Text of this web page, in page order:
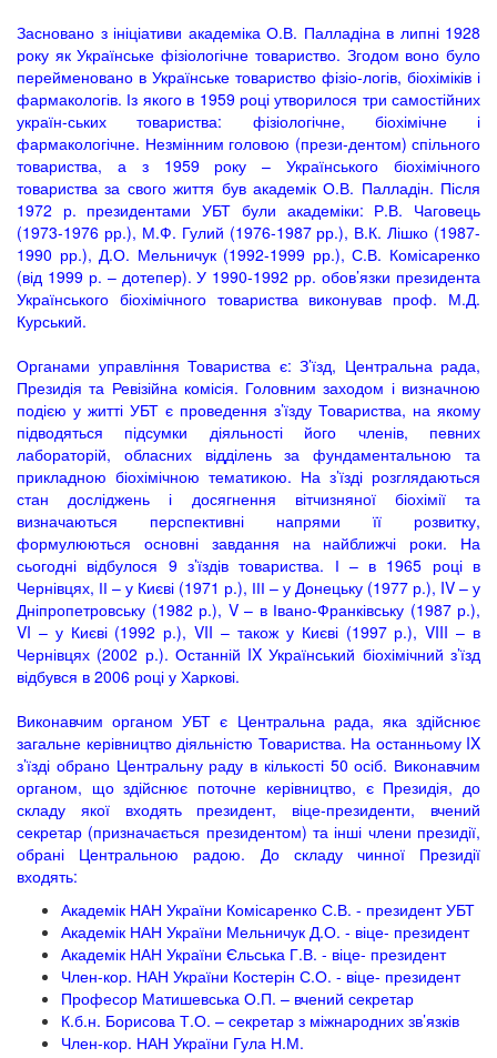
Засновано з ініціативи академіка О.В. Палладіна в липні 1928
року як Українське фізіологічне товариство. Згодом воно було
перейменовано в Українське товариство фізіо-логів, біохіміків і
фармакологів. Із якого в 1959 році утворилося три самостійних
україн-ських товариства: фізіологічне, біохімічне і
фармакологічне. Незмінним головою (прези-дентом) спільного
товариства, а з 1959 року – Українського біохімічного
товариства за свого життя був академік О.В. Палладін. Після
1972 р. президентами УБТ були академіки: Р.В. Чаговець
(1973-1976 рр.), М.Ф. Гулий (1976-1987 рр.), В.К. Лішко (1987-
1990 рр.), Д.О. Мельничук (1992-1999 рр.), С.В. Комісаренко
(від 1999 р. – дотепер). У 1990-1992 рр. обов’язки президента
Українського біохімічного товариства виконував проф. М.Д.
Курський.
Органами управління Товариства є: З’їзд, Центральна рада,
Президія та Ревізійна комісія. Головним заходом і визначною
подією у житті УБТ є проведення з’їзду Товариства, на якому
підводяться підсумки діяльності його членів, певних
лабораторій, обласних відділень за фундаментальною та
прикладною біохімічною тематикою. На з’їзді розглядаються
стан досліджень і досягнення вітчизняної біохімії та
визначаються перспективні напрями її розвитку,
формулюються основні завдання на найближчі роки. На
сьогодні відбулося 9 з’їздів товариства. І – в 1965 році в
Чернівцях, ІІ – у Києві (1971 р.), ІІІ – у Донецьку (1977 р.), IV – у
Дніпропетровську (1982 р.), V – в Івано-Франківську (1987 р.),
VI – у Києві (1992 р.), VII – також у Києві (1997 р.), VIII – в
Чернівцях (2002 р.). Останній IX Український біохімічний з’їзд
відбувся в 2006 році у Харкові.
Виконавчим органом УБТ є Центральна рада, яка здійснює
загальне керівництво діяльністю Товариства. На останньому IX
з’їзді обрано Центральну раду в кількості 50 осіб. Виконавчим
органом, що здійснює поточне керівництво, є Президія, до
складу якої входять президент, віце-президенти, вчений
секретар (призначається президентом) та інші члени президії,
обрані Центральною радою. До складу чинної Президії
входять:
Академік НАН України Комісаренко С.В. - президент УБТ
Академік НАН України Мельничук Д.О. - віце- президент
Академік НАН України Єльська Г.В. - віце- президент
Член-кор. НАН України Костерін С.О. - віце- президент
Професор Матишевська О.П. – вчений секретар
К.б.н. Борисова Т.О. – секретар з міжнародних зв’язків
Член-кор. НАН України Гула Н.М.